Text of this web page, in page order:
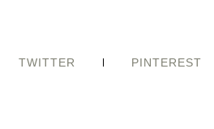
TWITTER PINTEREST